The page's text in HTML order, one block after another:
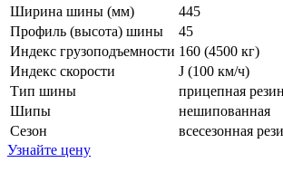
Ширина шины (мм)
445
Профиль (высота) шины
45
Индекс грузоподъемности 160 (4500 кг)
Индекс скорости
J (100 км/ч)
Тип шины
прицепная
Шипы
нешипованная
Сезон
всесезонная
Узнайте цену